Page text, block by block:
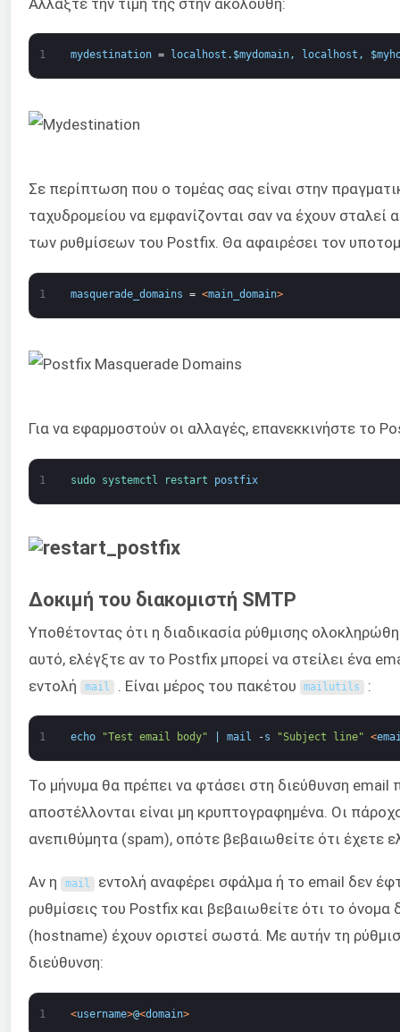
1 mydestination = localhost . $mydomain, localhost , $
Σε περίπτωση που ο τομέας σας είναι στην
ταχυδρομείου να εμφανίζονται σαν να έχουν
των ρυθμίσεων του Postfix. Θα αφαιρέσει τον
1 masquerade_domains = <main_domain>
Για να εφαρμοστούν οι αλλαγές, επανεκκινήστε το
1 sudo systemctl restart postfix
Δοκιμή του διακομιστή SMTP
Υποθέτοντας ότι η διαδικασία ρύθμισης
αυτό, ελέγξτε αν το Postfix μπορεί να στείλει ένα
εντολή
mail . Είναι μέρος του πακέτου mailutils :
1 echo "Test email body" mail -s "Subject line" <
Το μήνυμα θα πρέπει να φτάσει στη διεύθυνση
αποστέλλονται είναι μη κρυπτογραφημένα. Οι
ανεπιθύμητα (spam), οπότε βεβαιωθείτε ότι έχετε
Αν η mail εντολή αναφέρει σφάλμα ή το email δεν
ρυθμίσεις του Postfix και βεβαιωθείτε ότι το
(hostname) έχουν οριστεί σωστά. Με αυτήν τη
διεύθυνση:
1 <username>@<domain>